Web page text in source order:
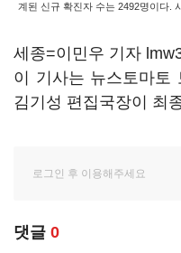
계된 신규 확진자 수는 2492명이다.
세종=이민우 기자
이 기사는 뉴스토마토
김기성 편집국장이 최
댓글 0